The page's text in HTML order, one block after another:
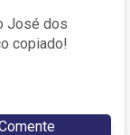
José dos
copiado!